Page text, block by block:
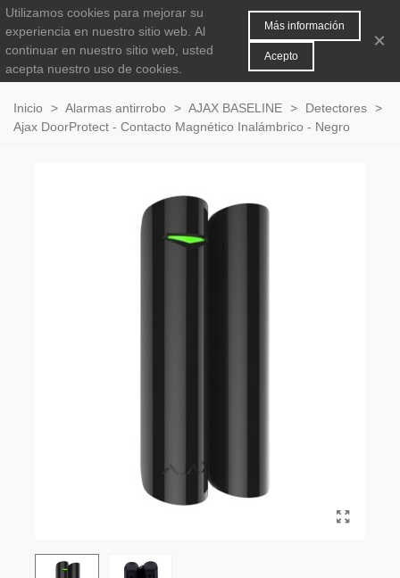
0
Inicio > Alarmas antirrobo > AJAX BASELINE > Detectores >
Ajax DoorProtect - Contacto Magnético Inalámbrico - Negro
Utilizamos cookies para mejorar su
experiencia en nuestro sitio web. Al
continuar en nuestro sitio web, usted
acepta nuestro uso de cookies.
Más información
Acepto
×